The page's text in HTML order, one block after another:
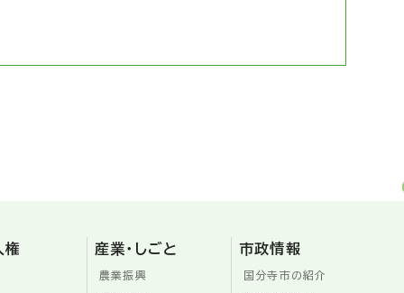
権 産業・しごと
農業振興
市政情報
国分寺市の紹介